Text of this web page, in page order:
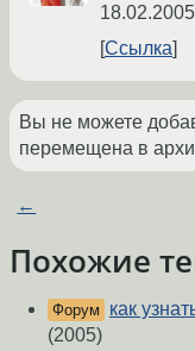
Ссылка
Вы не можете
перемещена в
←
Похожие
Форум
как
(2005)